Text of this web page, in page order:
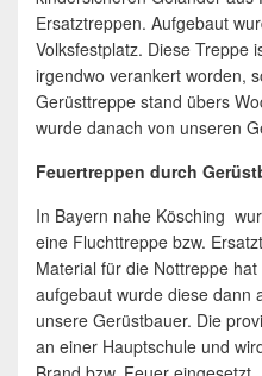
Ersatztreppen. Aufgebaut
Volksfestplatz. Diese Treppe
irgendwo verankert worden,
Gerüsttreppe stand übers
wurde danach von unseren
Feuertreppen durch
In Bayern nahe Kösching
eine Fluchttreppe bzw.
Material für die Nottreppe
aufgebaut wurde diese dann
unsere Gerüstbauer. Die
an einer Hauptschule und